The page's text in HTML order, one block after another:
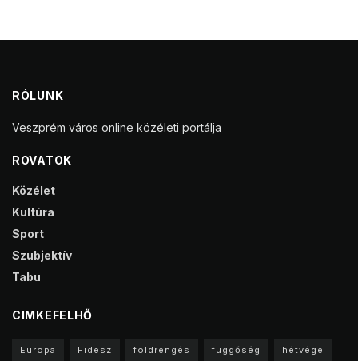
RÓLUNK
Veszprém város online közéleti portálja
ROVATOK
Közélet
Kultúra
Sport
Szubjektív
Tabu
CIMKEFELHŐ
Europa Fidesz földrengés függőség hétvége